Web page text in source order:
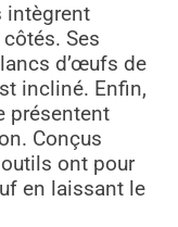
intègrent
Ses
d’œufs de
incliné. Enfin,
présentent
Conçus
ont pour
en laissant le